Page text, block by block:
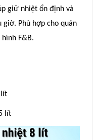
giữ nhiệt ổn định và
Phù hợp cho quán
F&B.
lít
lít